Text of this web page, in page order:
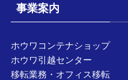
事業案内
ホウワコンテナショップ
ホウワ引越センター
移転業務・オフィス移転